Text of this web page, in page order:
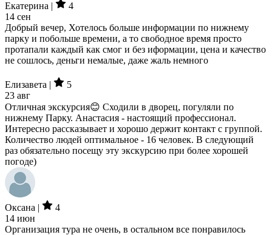
Екатерина |
4
14 сен
Добрый вечер, Хотелось больше информации по нижнему
парку и побольше времени, а то свободное время просто
протапали каждый как смог и без иформации, цена и качество
не сошлось, деньги немалые, даже жаль немного
Елизавета |
5
23 авг
Отличная экскурсия😊 Сходили в дворец, погуляли по
нижнему Парку. Анастасия - настоящий профессионал.
Интересно рассказывает и хорошо держит контакт с группой.
Количество людей оптимальное - 16 человек. В следующий
раз обязательно посещу эту экскурсию при более хорошей
погоде)
Оксана |
4
14 июн
Организация тура не очень, в остальном все понравилось